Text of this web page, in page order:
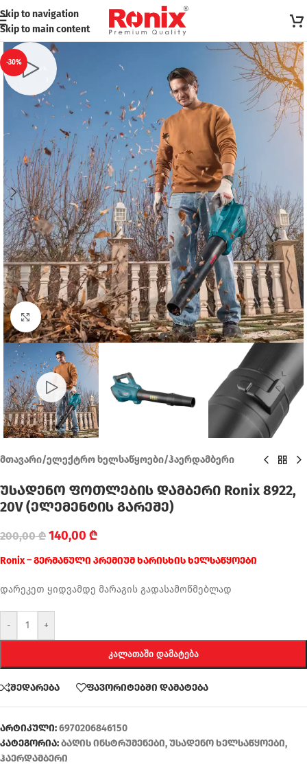
Skip to navigation
Skip to main content
-30%
Click to enlarge
მთავარი/ელექტრო ხელსაწყოები/ჰაერდამბერი
უსადენო ფოთლების დამბერი Ronix 8922,
20V (ელემენტის გარეშე)
200,00₾ 140,00 ₾
Ronix – გერმანული პრემიუმ ხარისხის ხელსაწყოები
დარეკეთ ყიდვამდე მარაგის გადასამოწმებლად
- +
ᲙᲐᲚᲐᲗᲐᲨᲘ ᲓᲐᲛᲐᲢᲔᲑᲐ
შედარება ფავორიტებში დამატება
არტიკული:6970206846150
კატეგორია:ბაღის ინსტრუმენები,უსადენო ხელსაწყოები,
ჰაერდამბერი